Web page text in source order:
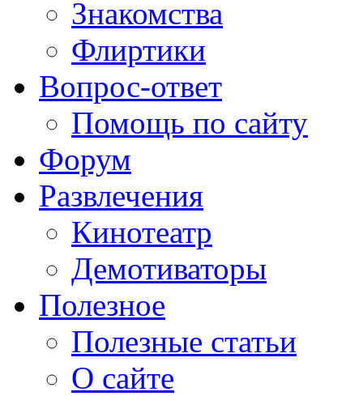
Знакомства
Флиртики
Вопрос-ответ
Помощь по сайту
Форум
Развлечения
Кинотеатр
Демотиваторы
Полезное
Полезные статьи
О сайте